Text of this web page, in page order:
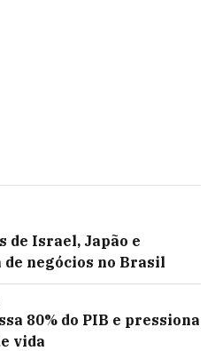
de Israel, Japão e
negócios no Brasil
80% do PIB e pressiona
vida